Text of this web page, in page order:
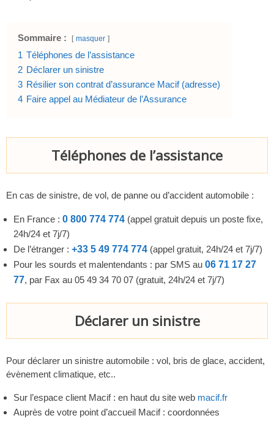
Sommaire : masquer
1 Téléphones de l’assistance
2 Déclarer un sinistre
3 Résilier son contrat d’assurance Macif (adresse)
4 Faire appel au Médiateur de l’Assurance
Téléphones de l’assistance
En cas de sinistre, de vol, de panne ou d’accident automobile :
En France : 0 800 774 774 (appel gratuit depuis un poste fixe,
24h/24 et 7j/7)
De l’étranger : +33 5 49 774 774 (appel gratuit, 24h/24 et 7j/7)
Pour les sourds et malentendants : par SMS au 06 71 17 27
77, par Fax au 05 49 34 70 07 (gratuit, 24h/24 et 7j/7)
Déclarer un sinistre
Pour déclarer un sinistre automobile : vol, bris de glace, accident,
évènement climatique, etc..
Sur l’espace client Macif : en haut du site web macif.fr
Auprès de votre point d’accueil Macif : coordonnées